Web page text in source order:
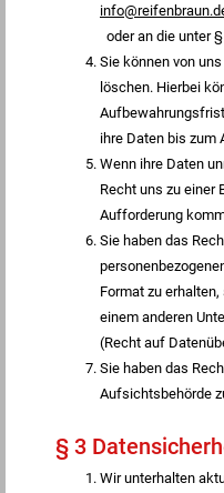
oder an die unter
Sie können von
löschen. Hierbei
ihre Daten bis zum
Wenn ihre Daten
Recht uns zu einer
Aufforderung
Sie haben das
Format zu
einem anderen
(Recht auf
Sie haben das
Aufsichtsbehörde
§ 3
Wir unterhalten